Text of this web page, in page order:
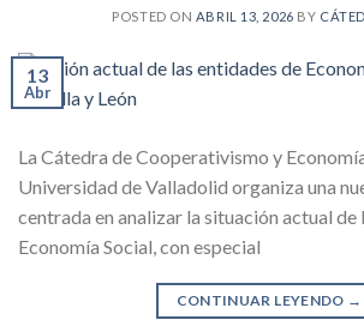
POSTED ON ABRIL 13, 2026 BY
13
Abr
La Cátedra de Cooperativismo y
Universidad de Valladolid organiza una
centrada en analizar la situación actual de
Economía Social, con especial
CONTINUAR LEYENDO →